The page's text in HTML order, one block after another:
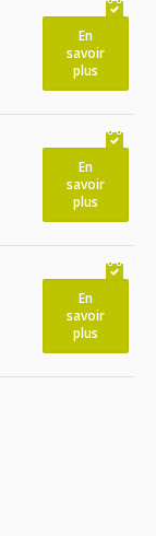
En
savoir
plus
En
savoir
plus
En
savoir
plus